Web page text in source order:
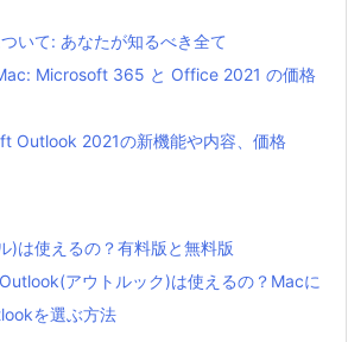
いて: あなたが知るべき全て
Microsoft 365 と Office 2021 の価格
Outlook 2021の新機能や内容、価格
)は使えるの？有料版と無料版
アウトルック)は使えるの？Macに
を選ぶ方法